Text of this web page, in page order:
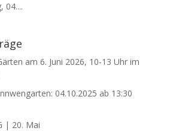
04....
am 6. Juni 2026, 10-13 Uhr im
04.10.2025 ab 13:30
| 20. Mai